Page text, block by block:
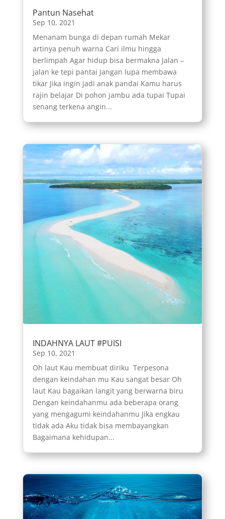
Pantun Nasehat
Sep 10, 2021
Menanam bunga di depan rumah Mekar
artinya penuh warna Cari ilmu hingga
berlimpah Agar hidup bisa bermakna Jalan –
jalan ke tepi pantai Jangan lupa membawa
tikar Jika ingin jadi anak pandai Kamu harus
rajin belajar Di pohon jambu ada tupai Tupai
senang terkena angin...
INDAHNYA LAUT #PUISI
Sep 10, 2021
Oh laut Kau membuat diriku Terpesona
dengan keindahan mu Kau sangat besar Oh
laut Kau bagaikan langit yang berwarna biru
Dengan keindahanmu ada beberapa orang
yang mengagumi keindahanmu Jika engkau
tidak ada Aku tidak bisa membayangkan
Bagaimana kehidupan...